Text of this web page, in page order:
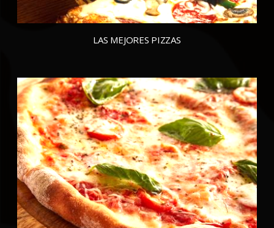
LAS MEJORES PIZZAS